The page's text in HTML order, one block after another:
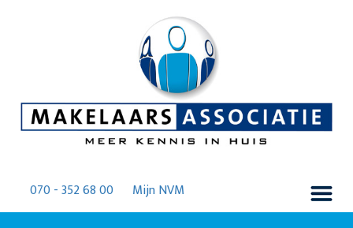
070 - 352 68 00 Mijn NVM